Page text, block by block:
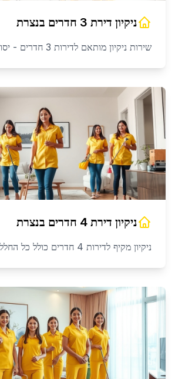
ניקיון דירת 3 חדרים בנצרת
שירות ניקיון מותאם לדירות 3 חדרים - יסודי ומקצועי
ניקיון דירת 4 חדרים בנצרת
ניקיון מקיף לדירות 4 חדרים כולל כל החללים והפינות